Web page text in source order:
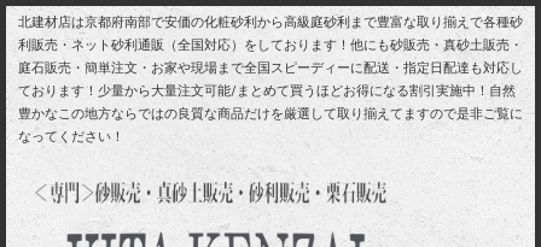
北建材店は京都府南部で安価の化粧砂利から高級庭砂利まで豊富な取り揃えで各種砂
利販売・ネット砂利通販（全国対応）をしております！他にも砂販売・真砂土販売・
庭石販売・簡単注文・お家や現場まで全国スピーディーに配送・指定日配達も対応し
ております！少量から大量注文可能/まとめて買うほどお得になる割引実施中！自然
豊かなこの地方ならではの良質な商品だけを厳選して取り揃えてますので是非ご覧に
なってください！